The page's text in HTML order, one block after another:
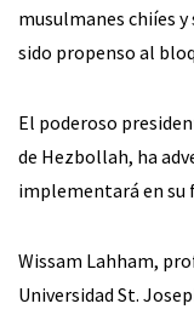
musulmanes chiíes
sido propenso al
El poderoso
de Hezbollah, ha
implementará en su
Wissam Lahham,
Universidad St.